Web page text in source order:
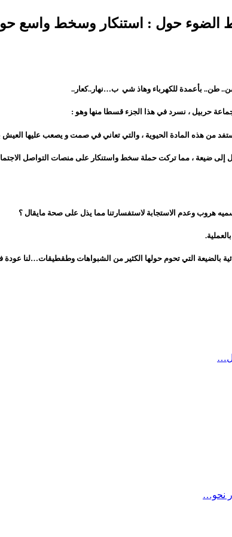
الضوء حول : استنكار وسخط واسع
طن.. بأعمدة للكهرباء وهاذ شي ب…نهار..كعار..
حربيل ، نسرد في هذا الجزء قسطا منها وهو :
من هذه المادة الحيوية ، والتي تعاني في صمت و يصعب عليها العيش
إلى ضيعة ، مما تركت حملة سخط واستنكار على منصات التواصل
هروب وعدم الاستجابة لاستفسارتنا مما يذل على صحة مايقال ؟
بالضيعة التي تحوم حولها الكثير من الشبواهات وطقطيقات…لنا